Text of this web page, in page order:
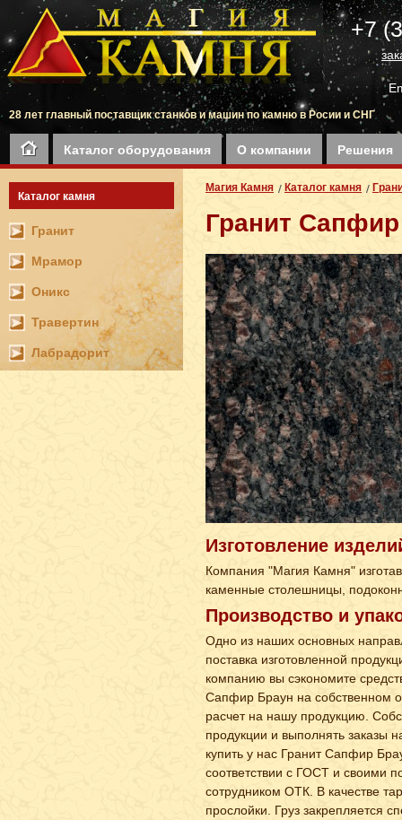
+7
28 лет главный поставщик станков и машин по камню в Росии и СНГ
Каталог оборудования О компании Решения
Каталог камня
Гранит
Мрамор
Оникс
Травертин
Лабрадорит
Магия Камня Каталог камня
Гранит
Изготовление
Компания "Магия Камня"
каменные столешницы,
Производство и
Одно из наших основных
поставка изготовленной
компанию вы сэкономите
Сапфир Браун на собственном
расчет на нашу продукцию.
продукции и выполнять заказы
купить у нас Гранит Сапфир
соответствии с ГОСТ и своими
сотрудником ОТК. В качестве
прослойки. Груз закрепляется